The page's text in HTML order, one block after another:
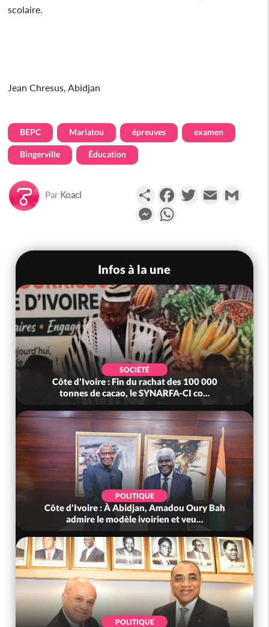
scolaire.
Jean Chresus, Abidjan
BEPC Mariatou épreuves examen
Bingerville Éducation
Par Koaci PartagerFacebookTwitterEmail
Messenger
Infos à la une
SOCIÉTÉ
Côte d'Ivoire : Fin du rachat des 100 000
tonnes de cacao, le SYNARFA-CI co...
POLITIQUE
Côte d'Ivoire : À Abidjan, Amadou Oury Bah
admire le modèle ivoirien et veu...
POLITIQUE